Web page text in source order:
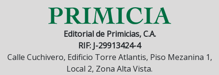
Editorial de Primicias, C.A.
RIF: J-29913424-4
Calle Cuchivero, Edificio Torre Atlantis, Piso Mezanina 1,
Local 2, Zona Alta Vista.